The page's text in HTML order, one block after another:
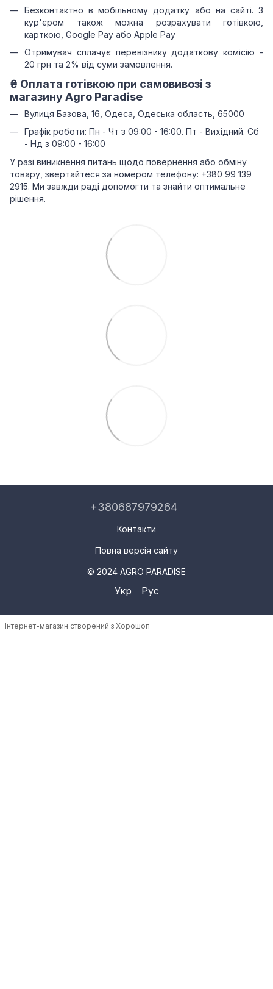
Безконтактно в мобільному додатку або на сайті. З
кур'єром також можна розрахувати готівкою,
карткою, Google Pay або Apple Pay
Отримувач сплачує перевізнику додаткову комісію -
20 грн та 2% від суми замовлення.
₴ Оплата готівкою при самовивозі з
магазину Agro Paradise
Вулиця Базова, 16, Одеса, Одеська область, 65000
Графік роботи: Пн - Чт з 09:00 - 16:00. Пт - Вихідний. Сб
- Нд з 09:00 - 16:00
У разі виникнення питань щодо повернення або обміну
товару, звертайтеся за номером телефону: +380 99 139
2915. Ми завжди раді допомогти та знайти оптимальне
рішення.
+380687979264
Контакти
Повна версія сайту
© 2024 AGRO PARADISE
Укр Рус
Інтернет-магазин створений з Хорошоп